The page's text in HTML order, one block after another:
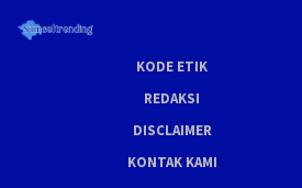
KODE ETIK
REDAKSI
DISCLAIMER
KONTAK KAMI